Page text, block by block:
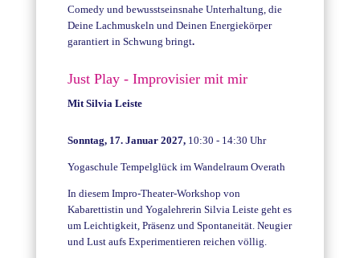
Comedy und bewusstseinsnahe Unterhaltung, die
Deine Lachmuskeln und Deinen Energiekörper
garantiert in Schwung bringt.
Just Play - Improvisier mit mir
Mit Silvia Leiste
Sonntag, 17. Januar 2027,10:30 - 14:30 Uhr
Yogaschule Tempelglück im Wandelraum Overath
In diesem Impro-Theater-Workshop von
Kabarettistin und Yogalehrerin Silvia Leiste geht es
um Leichtigkeit, Präsenz und Spontaneität. Neugier
und Lust aufs Experimentieren reichen völlig.